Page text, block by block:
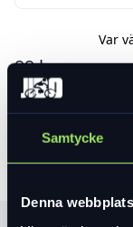
Samtycke
Denna
Var
99 kr